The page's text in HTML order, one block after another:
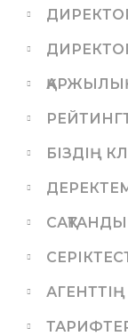
ҚАРЖЫЛЫҚ
БІЗДІҢ